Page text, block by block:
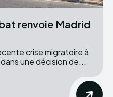
renvoie Madrid
crise migratoire à
une décision de...